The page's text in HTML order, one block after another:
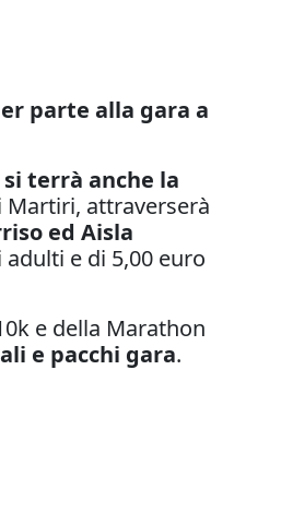
parte alla gara a
terrà anche la
Martiri, attraverserà
ed Aisla
e di 5,00 euro
e della Marathon
e pacchi gara.